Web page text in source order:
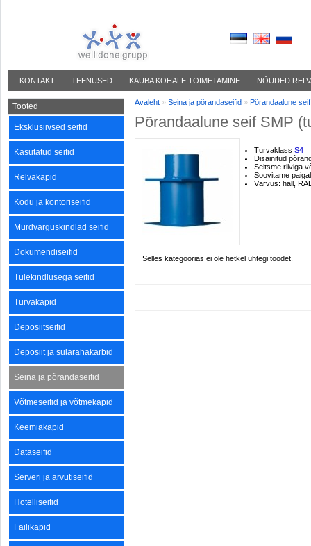
KONTAKT TEENUSED KAUBA KOHALE TOIMETAMINE NÕUDED
Tooted
Eksklusiivsed seifid
Kasutatud seifid
Relvakapid
Kodu ja kontoriseifid
Murdvarguskindlad seifid
Dokumendiseifid
Tulekindlusega seifid
Turvakapid
Deposiitseifid
Deposiit ja sularahakarbid
Seina ja põrandaseifid
Võtmeseifid ja võtmekapid
Keemiakapid
Dataseifid
Serveri ja arvutiseifid
Hotelliseifid
Failikapid
Avaleht » Seina ja põrandaseifid » Põrandaalune
Põrandaalune seif SMP
Turvaklass S4
Disainitud
Seitsme riiviga
Soovitame
Värvus: hall,
Selles kategoorias ei ole hetkel ühtegi toodet.